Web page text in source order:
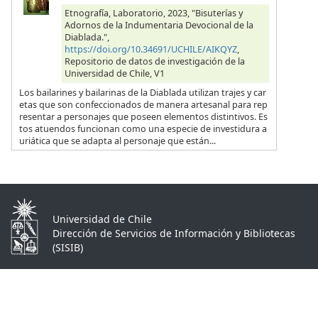
Etnografía, Laboratorio, 2023, "Bisuterías y
Adornos de la Indumentaria Devocional de la
Diablada.",
https://doi.org/10.34691/UCHILE/AIKQYZ,
Repositorio de datos de investigación de la
Universidad de Chile, V1
Los bailarines y bailarinas de la Diablada utilizan trajes y car
etas que son confeccionados de manera artesanal para rep
resentar a personajes que poseen elementos distintivos. Es
tos atuendos funcionan como una especie de investidura a
uriática que se adapta al personaje que están...
Universidad de Chile
Dirección de Servicios de Información y Bibliotecas
(SISIB)